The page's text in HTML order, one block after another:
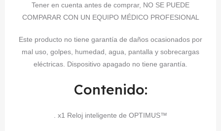
Tener en cuenta antes de comprar, NO SE PUEDE
COMPARAR CON UN EQUIPO MÉDICO PROFESIONAL
Este producto no tiene garantía de daños ocasionados por
mal uso, golpes, humedad, agua, pantalla y sobrecargas
eléctricas. Dispositivo apagado no tiene garantía.
Contenido:
. x1 Reloj inteligente de OPTIMUS™